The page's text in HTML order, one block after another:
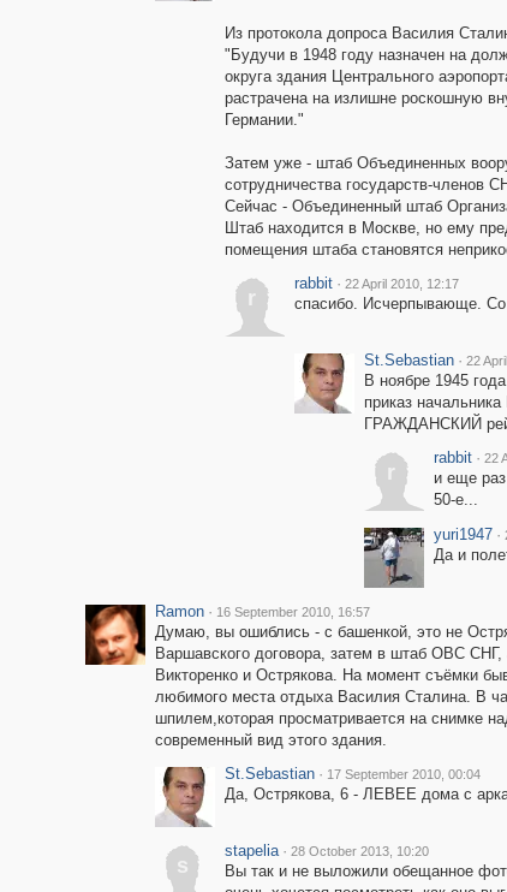
Из протокола допроса Василия
"Будучи в 1948 году назначен на
округа здания Центрального
растрачена на излишне роскошную
Германии."
Затем уже - штаб Объединенных
сотрудничества государств-членов
Сейчас - Объединенный штаб
Штаб находится в Москве, но ему
помещения штаба становятся
r
rabbit · 22 April 2010, 12:17
спасибо. Исчерпывающе. Со
St.Sebastian · 22
В ноябре 1945
приказ
ГРАЖДАНСКИЙ
r
rabbit · 22
и еще
50-е...
yuri1947 ·
Да и
Ramon · 16 September 2010, 16:57
Думаю, вы ошиблись - с башенкой, это не
Варшавского договора, затем в штаб ОВС
Викторенко и Острякова. На момент съёмки
любимого места отдыха Василия Сталина. В
шпилем,которая просматривается на снимке
современный вид этого здания.
St.Sebastian · 17 September 2010, 00:04
Да, Острякова, 6 - ЛЕВЕЕ дома с
s
stapelia · 28 October 2013, 10:20
Вы так и не выложили обещанное